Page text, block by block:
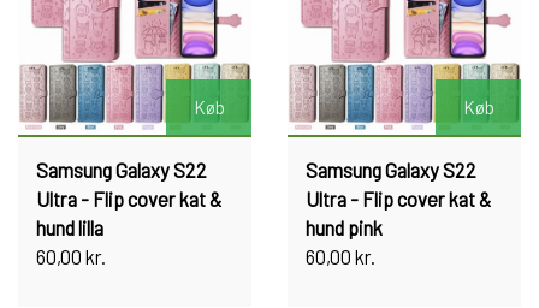
Køb
Samsung Galaxy S22
Ultra - Flip cover kat &
hund lilla
60,00 kr.
Køb
Samsung Galaxy S22
Ultra - Flip cover kat &
hund pink
60,00 kr.